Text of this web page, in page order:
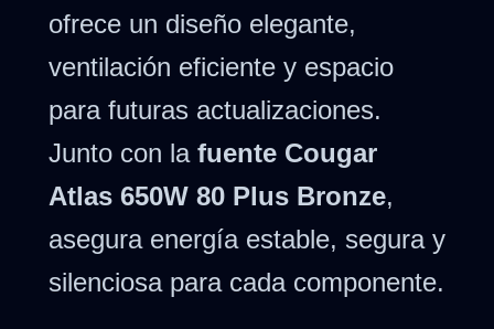
ofrece un diseño elegante,
ventilación eficiente y espacio
para futuras actualizaciones.
Junto con la fuente Cougar
Atlas 650W 80 Plus Bronze,
asegura energía estable, segura y
silenciosa para cada componente.